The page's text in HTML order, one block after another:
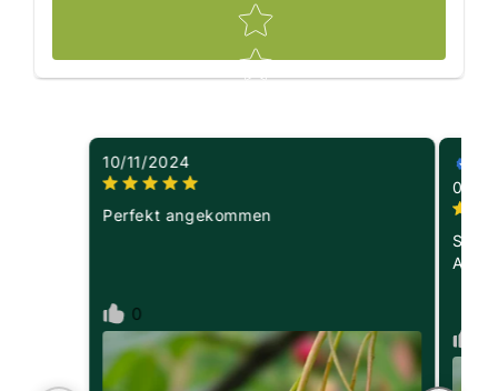
Star rating
10/11/2024
Perfekt angekommen
0
09/